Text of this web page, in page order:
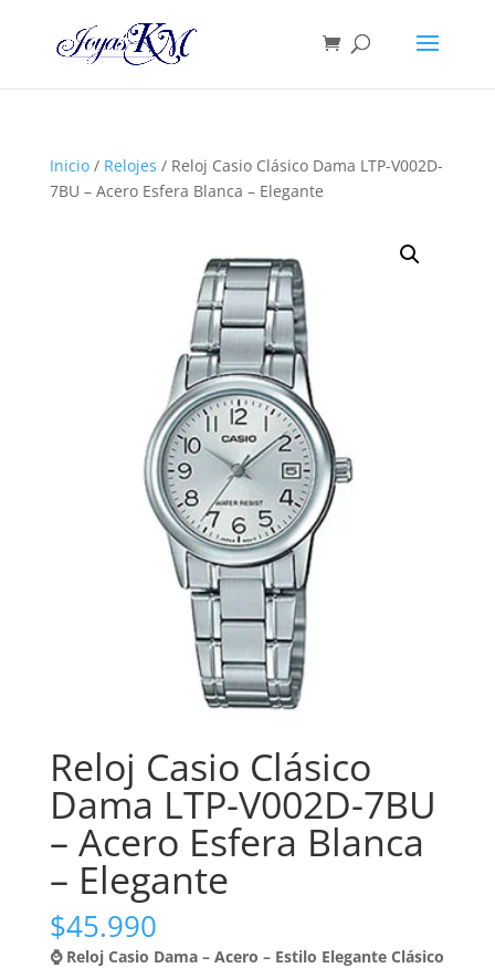
Inicio/ Relojes / Reloj Casio Clásico Dama LTP-V002D-
7BU – Acero Esfera Blanca – Elegante
Reloj Casio Clásico
Dama LTP-V002D-7BU
– Acero Esfera Blanca
– Elegante
$45.990
⌚ Reloj Casio Dama – Acero – Estilo Elegante Clásico